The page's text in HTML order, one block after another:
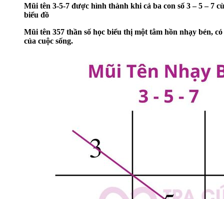
Mũi tên 3-5-7 được hình thành khi cả ba con số 3 – 5 – 7
biểu đồ
Mũi tên 357 thần số học biểu thị một tâm hồn nhạy bén,
của cuộc sống.